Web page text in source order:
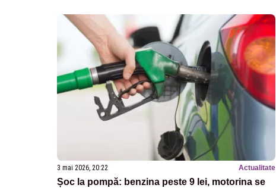
3 mai 2026, 20:22 Actualitate
Șoc la pompă: benzina peste 9 lei, motorina se